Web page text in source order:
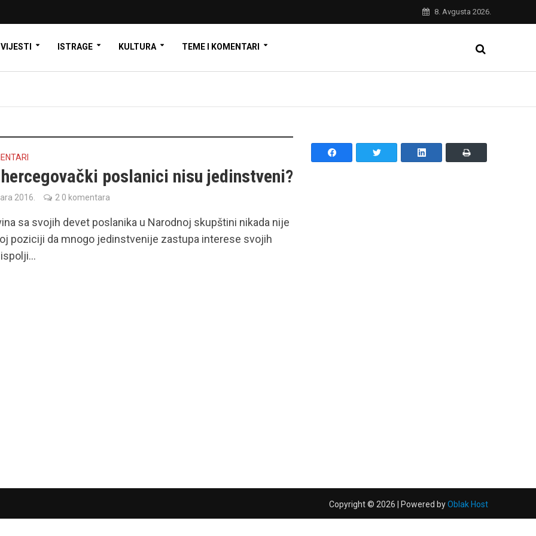
8. Avgusta 2026.
VIJESTI ISTRAGE KULTURA TEME I KOMENTARI
poslanici nisu jedinstveni?
2016. 2 0 komentara
sa svojih devet poslanika u Narodnoj skupštini nikada nije
poziciji da mnogo jedinstvenije zastupa interese svojih
Copyright © 2026 | Powered byOblak Host